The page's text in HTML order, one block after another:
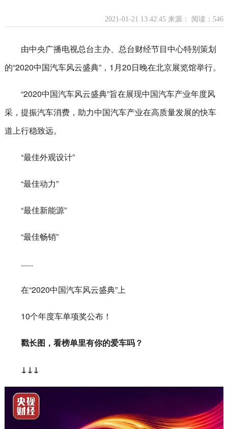
2021-01-21 13:42:45 来源： 阅读：546
由中央广播电视总台主办、总台财经节目中心特别策划
的“2020中国汽车风云盛典”，1月20日晚在北京展览馆举行。
“2020中国汽车风云盛典”旨在展现中国汽车产业年度风
采，提振汽车消费，助力中国汽车产业在高质量发展的快车
道上行稳致远。
“最佳外观设计”
“最佳动力”
“最佳新能源”
“最佳畅销”
......
在“2020中国汽车风云盛典”上
10个年度车单项奖公布！
戳长图，看榜单里有你的爱车吗？
↓↓↓